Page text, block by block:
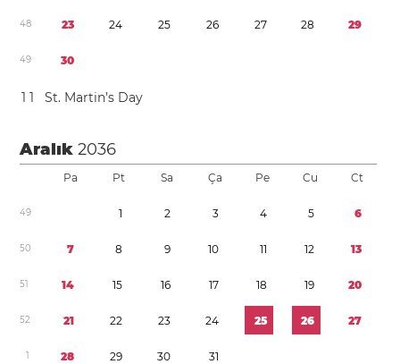
48 23 24 25 26 27 28 29
49 30
1 1 St. Martin’s Day
Aralık2036
Pa Pt Sa Ça Pe Cu Ct
49 1 2 3 4 5 6
50 7 8 9 10 11 12 13
51 14 15 16 17 18 19 20
52 21 22 23 24 25 26 27
1 28 29 30 31